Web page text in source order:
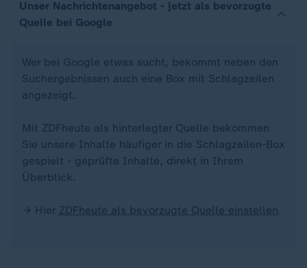
Unser Nachrichtenangebot - jetzt als bevorzugte
Quelle bei Google
Wer bei Google etwas sucht, bekommt neben den
Suchergebnissen auch eine Box mit Schlagzeilen
angezeigt.
Mit ZDFheute als hinterlegter Quelle bekommen
Sie unsere Inhalte häufiger in die Schlagzeilen-Box
gespielt - geprüfte Inhalte, direkt in Ihrem
Überblick.
→ Hier ZDFheute als bevorzugte Quelle einstellen.